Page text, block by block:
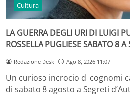
Cultura
LA GUERRA DEGLI URI DI LUIGI
ROSSELLA PUGLIESE SABATO 8 A
Redazione Desk Ago 8, 2026 11:07
Un curioso incrocio di cognomi
di sabato 8 agosto a Segreti